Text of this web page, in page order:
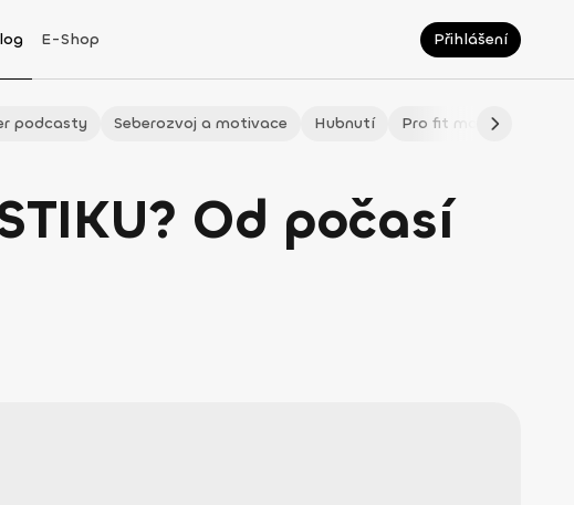
E-Shop Přihlášení
podcasty Seberozvoj a motivace Hubnutí Pro fit maminky
Od počasí